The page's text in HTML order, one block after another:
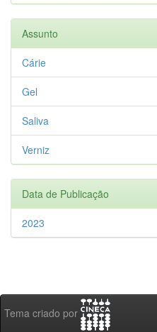
Assunto
Cárie
Gel
Saliva
Verniz
Data de Publicação
2023
Tema criado por